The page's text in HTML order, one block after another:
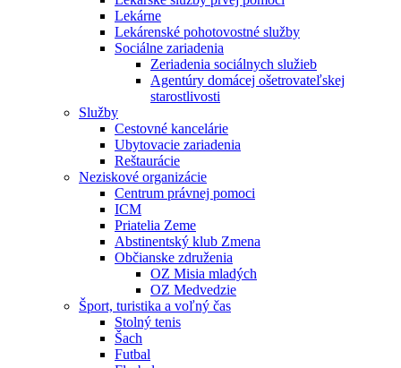
Lekárne
Lekárenské pohotovostné služby
Sociálne zariadenia
Zeriadenia sociálnych služieb
Agentúry domácej ošetrovateľskej
starostlivosti
Služby
Cestovné kancelárie
Ubytovacie zariadenia
Reštaurácie
Neziskové organizácie
Centrum právnej pomoci
ICM
Priatelia Zeme
Abstinentský klub Zmena
Občianske združenia
OZ Misia mladých
OZ Medvedzie
Šport, turistika a voľný čas
Stolný tenis
Šach
Futbal